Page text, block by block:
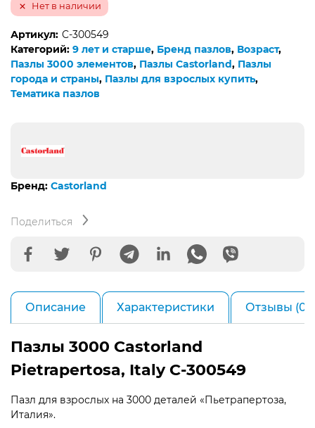
Нет в наличии
Артикул: C-300549
Категорий: 9 лет и старше, Бренд пазлов, Возраст,
Пазлы 3000 элементов, Пазлы Castorland, Пазлы
города и страны, Пазлы для взрослых купить,
Тематика пазлов
Бренд: Castorland
Поделиться
Описание Характеристики Отзывы (0)
Пазлы 3000 Castorland
Pietrapertosa, Italy C-300549
Пазл для взрослых на 3000 деталей «Пьетрапертоза,
Италия».